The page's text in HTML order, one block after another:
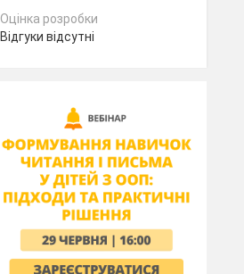
Оцінка розробки
Відгуки відсутні